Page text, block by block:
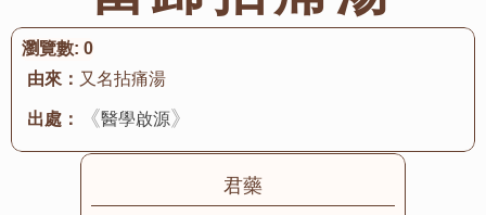
由來： 又名拈痛湯
出處：
《醫學啟源》
瀏覽數: 0
君藥